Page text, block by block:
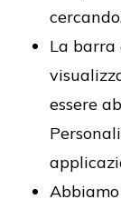
La barra
essere